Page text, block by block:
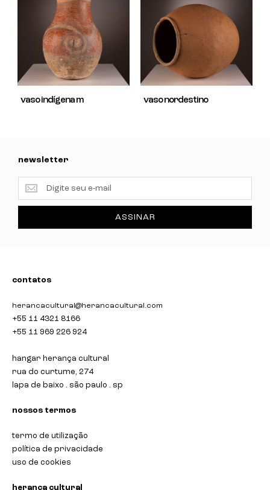
vaso indígena m vaso nordestino
newsletter
newsletter
ASSINAR
contatos
herancacultural@herancacultural.com
+55 11 4321 8166
+55 11 969 226 924
hangar herança cultural
rua do curtume, 274
lapa de baixo . são paulo . sp
nossos termos
termo de utilização
política de privacidade
uso de cookies
heranca cultural